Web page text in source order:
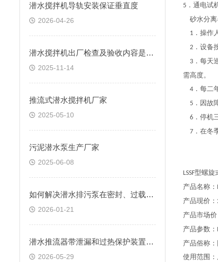
潜水搅拌机导轨安装保证垂直度
2026-04-26
潜水搅拌机出厂检查及验收内容是什么
2025-11-14
推流式潜水搅拌机厂家
2025-05-10
污泥潜水泵生产厂家
2025-06-08
如何解决潜水排污泵在密封、过载方面的问题
2026-01-21
潜水推流器带泄漏和过热保护装置作用是什么
2026-05-29
5 ．通电
砂水分
1 ．操作
2 ．设
3 ．每天
需高度。
4 ．每二
5 ．因故
6 ．停机
7 ．在冬
LSSF型螺旋
产品名称：
产品现价：
产品市场
产品参数：
产品俗称
使用范围